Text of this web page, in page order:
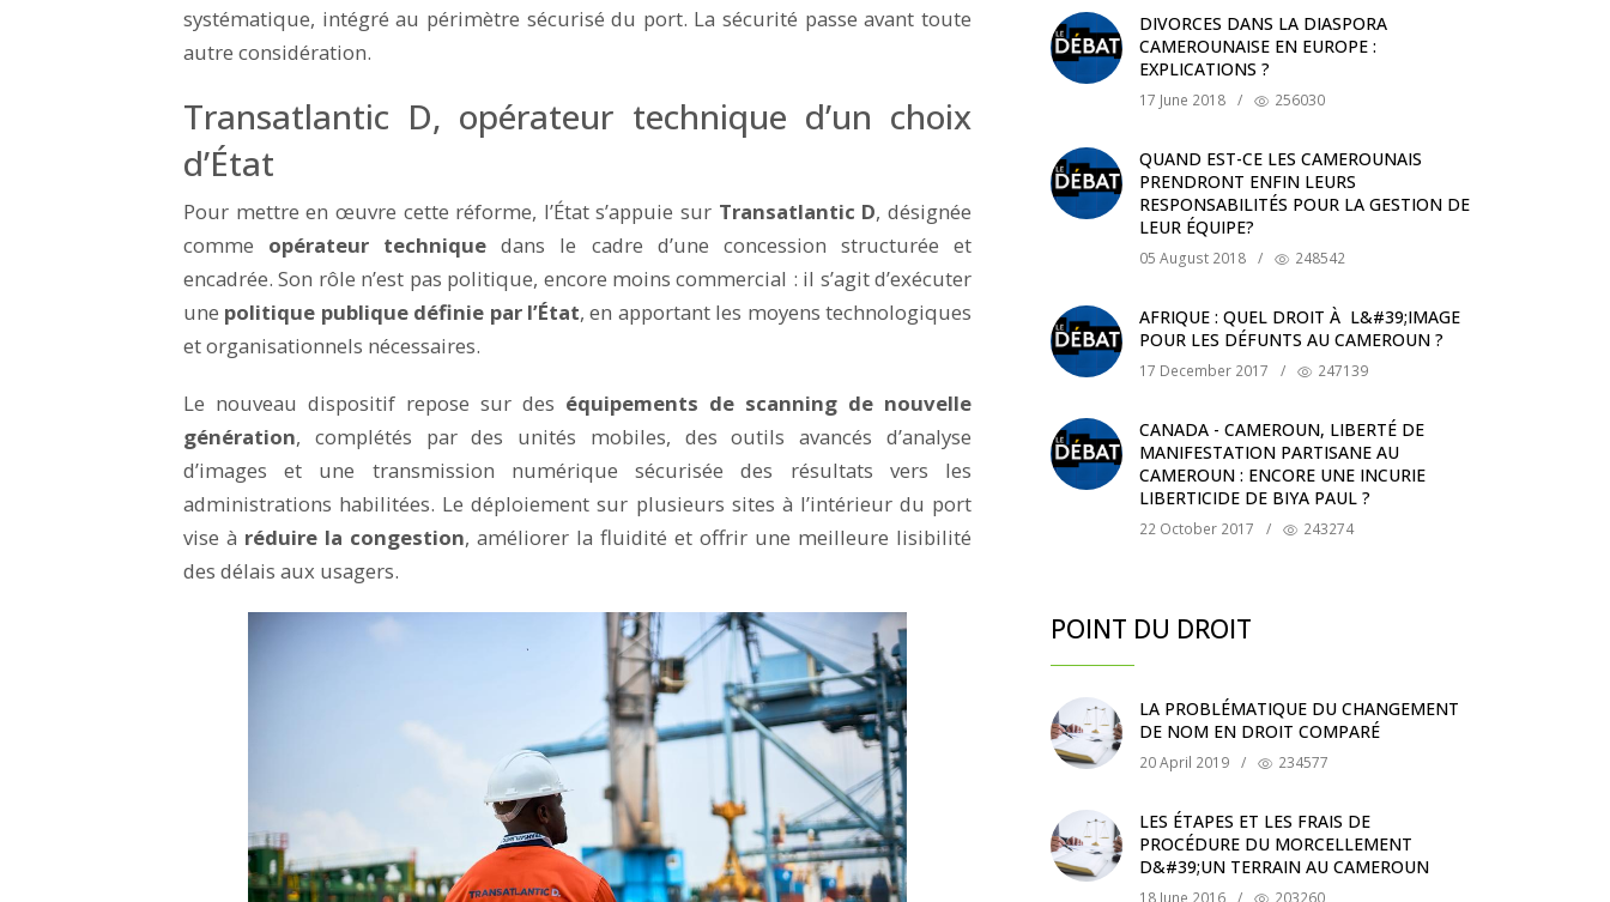
systématique, intégré au périmètre sécurisé du port. La sécurité passe avant toute
autre considération.
Transatlantic D, opérateur technique d’un choix
d’État
Pour mettre en œuvre cette réforme, l’État s’appuie sur Transatlantic D, désignée
comme opérateur technique dans le cadre d’une concession structurée et
encadrée. Son rôle n’est pas politique, encore moins commercial : il s’agit d’exécuter
une politique publique définie par l’État, en apportant les moyens technologiques
et organisationnels nécessaires.
Le nouveau dispositif repose sur des équipements de scanning de nouvelle
génération, complétés par des unités mobiles, des outils avancés d’analyse
d’images et une transmission numérique sécurisée des résultats vers les
administrations habilitées. Le déploiement sur plusieurs sites à l’intérieur du port
vise à réduire la congestion, améliorer la fluidité et offrir une meilleure lisibilité
des délais aux usagers.
DIVORCES DANS LA DIASPORA
CAMEROUNAISE EN EUROPE :
EXPLICATIONS ?
17 June 2018 / 256030
QUAND EST-CE LES CAMEROUNAIS
PRENDRONT ENFIN LEURS
RESPONSABILITÉS POUR LA GESTION DE
LEUR ÉQUIPE?
05 August 2018 / 248542
AFRIQUE : QUEL DROIT À L&#39;IMAGE
POUR LES DÉFUNTS AU CAMEROUN ?
17 December 2017 / 247139
CANADA - CAMEROUN, LIBERTÉ DE
MANIFESTATION PARTISANE AU
CAMEROUN : ENCORE UNE INCURIE
LIBERTICIDE DE BIYA PAUL ?
22 October 2017 / 243274
POINT DU DROIT
LA PROBLÉMATIQUE DU CHANGEMENT
DE NOM EN DROIT COMPARÉ
20 April 2019 / 234577
LES ÉTAPES ET LES FRAIS DE
PROCÉDURE DU MORCELLEMENT
D&#39;UN TERRAIN AU CAMEROUN
18 June 2016 / 203260